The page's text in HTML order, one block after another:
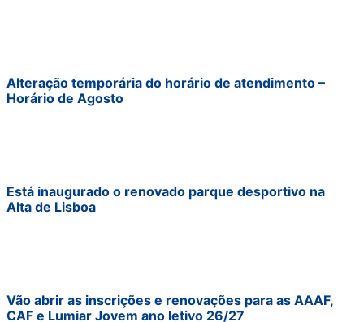
Alteração temporária do horário de atendimento –
Horário de Agosto
Está inaugurado o renovado parque desportivo na
Alta de Lisboa
Vão abrir as inscrições e renovações para as AAAF,
CAF e Lumiar Jovem ano letivo 26/27